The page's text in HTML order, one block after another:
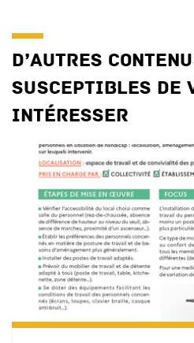
D’autres
susceptibles de
intéresser